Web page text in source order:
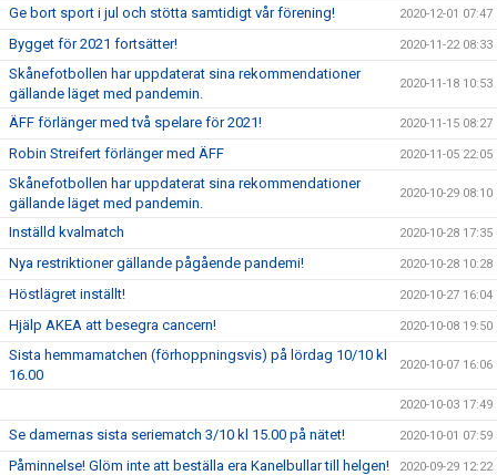
Ge bort sport i jul och stötta samtidigt vår förening! 2020-12-01 07:47
Bygget för 2021 fortsätter! 2020-11-22 08:33
Skånefotbollen har uppdaterat sina rekommendationer
gällande läget med pandemin.
2020-11-18 10:53
ÄFF förlänger med två spelare för 2021! 2020-11-15 08:27
Robin Streifert förlänger med ÄFF 2020-11-05 22:05
Skånefotbollen har uppdaterat sina rekommendationer
gällande läget med pandemin.
2020-10-29 08:10
Inställd kvalmatch 2020-10-28 17:35
Nya restriktioner gällande pågående pandemi! 2020-10-28 10:28
Höstlägret inställt! 2020-10-27 16:04
Hjälp AKEA att besegra cancern! 2020-10-08 19:50
Sista hemmamatchen (förhoppningsvis) på lördag 10/10 kl
16.00
2020-10-07 16:06
2020-10-03 17:49
Se damernas sista seriematch 3/10 kl 15.00 på nätet! 2020-10-01 07:59
Påminnelse! Glöm inte att beställa era Kanelbullar till helgen! 2020-09-29 12:22